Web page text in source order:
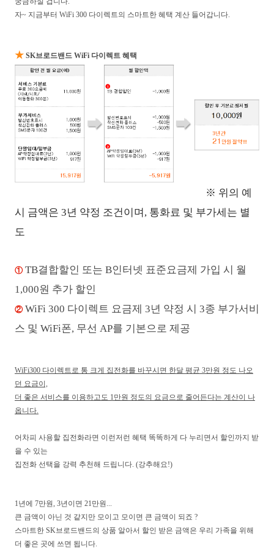
자~ 지금부터 WiFi 300 다이렉트의 스마트한 혜택 계산 들어갑니다.
★ SK브로드밴드 WiFi 다이렉트 혜택
※ 위의 예
시 금액은 3년 약정 조건이며, 통화료 및 부가세는 별
도
① TB결합할인 또는 B인터넷 표준요금제 가입 시 월
1,000원 추가 할인
② WiFi 300 다이렉트 요금제 3년 약정 시 3종 부가서비
스 및 WiFi폰, 무선 AP를 기본으로 제공
WiFi300 다이렉트로 통 크게 집전화를 바꾸시면 한달 평균 3만원 정도 나오
던 요금이,
더 좋은 서비스를 이용하고도 1만원 정도의 요금으로 줄어든다는 계산이 나
옵니다.
어차피 사용할 집전화라면 이런저런 혜택 똑똑하게 다 누리면서 할인까지 받
을 수 있는
집전화 선택을 강력 추천해 드립니다. (강추해요!)
1년에 7만원, 3년이면 21만원...
큰 금액이 아닌 것 같지만 모이고 모이면 큰 금액이 되죠 ?
스마트한 SK브로드밴드의 상품 알아서 할인 받은 금액은 우리 가족을 위해
더 좋은 곳에 쓰면 됩니다.